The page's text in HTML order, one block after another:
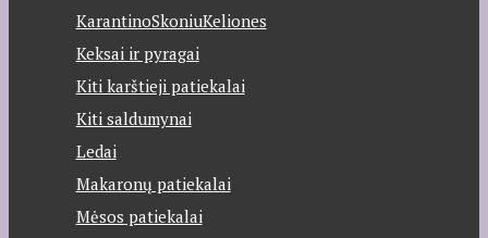
KarantinoSkoniuKeliones
Keksai ir pyragai
Kiti karštieji patiekalai
Kiti saldumynai
Ledai
Makaronų patiekalai
Mėsos patiekalai